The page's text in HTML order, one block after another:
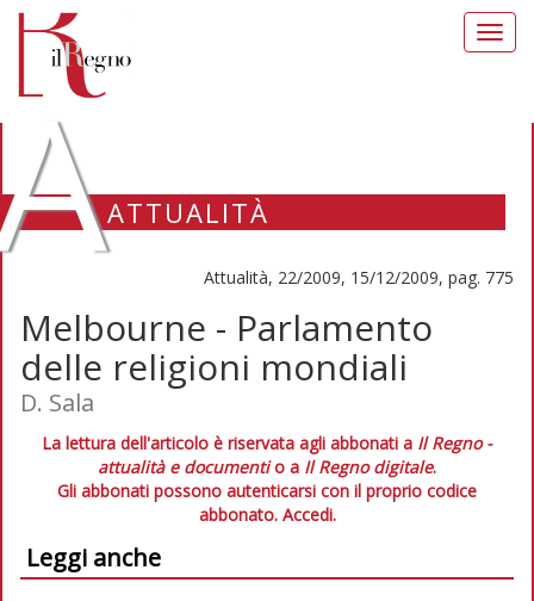
ATTUALITÀ
Attualità, 22/2009, 15/12/2009, pag. 775
Melbourne - Parlamento
delle religioni mondiali
D. Sala
La lettura dell'articolo è riservata agli abbonati a Il Regno -
attualità e documentio a Il Regno digitale.
Gli abbonati possono autenticarsi con il proprio codice
abbonato. Accedi.
Leggi anche